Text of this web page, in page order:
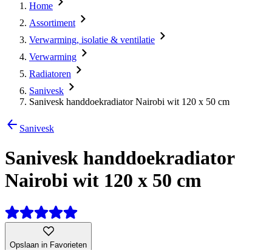
Home
Assortiment
Verwarming, isolatie & ventilatie
Verwarming
Radiatoren
Sanivesk
Sanivesk handdoekradiator Nairobi wit 120 x 50 cm
Sanivesk
Sanivesk handdoekradiator
Nairobi wit 120 x 50 cm
Opslaan in Favorieten